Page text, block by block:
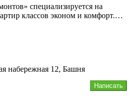
специализируется на
классов эконом и комфорт.
Написать
набережная 12, Башня